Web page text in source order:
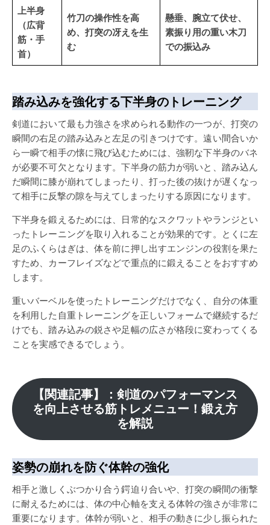
上半身
（広背
筋・手
首）
竹刀の操作性を高
め、打突の冴えを生
む
懸垂、腕立て伏せ、
素振り用の重い木刀
での振込み
踏み込みを強化する下半身のトレーニング
剣道において最も力強さを求められる動作の一つが、打突の
瞬間の右足の踏み込みと左足の引きつけです。遠い間合いか
ら一瞬で相手の懐に飛び込むためには、強靭な下半身のバネ
が必要不可欠となります。下半身の筋力が弱いと、踏み込ん
だ瞬間に膝が崩れてしまったり、打った後の抜けが遅くなっ
て相手に反撃の隙を与えてしまったりする原因になります。
下半身を鍛えるためには、日常的なスクワットやランジとい
ったトレーニングを取り入れることが効果的です。とくに左
足のふくらはぎは、体を前に押し出すエンジンの役割を果た
すため、カーフレイズなどで重点的に鍛えることをおすすめ
します。
重いバーベルを使ったトレーニングだけでなく、自分の体重
を利用した自重トレーニングを正しいフォームで継続するだ
けでも、踏み込みの鋭さや足幅の広さが格段に変わってくる
ことを実感できるでしょう。
【関連記事】：剣道のパフォーマンス
を向上させる筋トレメニュー！鍛え方
を解説
姿勢の崩れを防ぐ体幹の強化
相手と激しくぶつかり合う鍔迫り合いや、打突の瞬間の衝撃
に耐えるためには、体の中心軸を支える体幹の強さが非常に
重要になります。体幹が弱いと、相手の動きに少し振られた